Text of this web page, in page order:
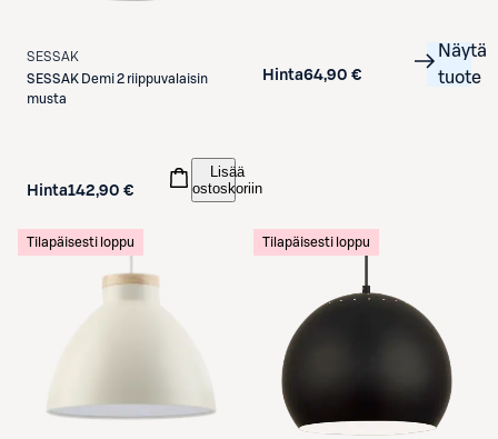
SESSAK
SESSAK Demi 2 riippuvalaisin
musta
Hinta142,90 €
Lisää
ostoskoriin
Hinta64,90 €
Näytä
tuote
Tilapäisesti loppu Tilapäisesti loppu